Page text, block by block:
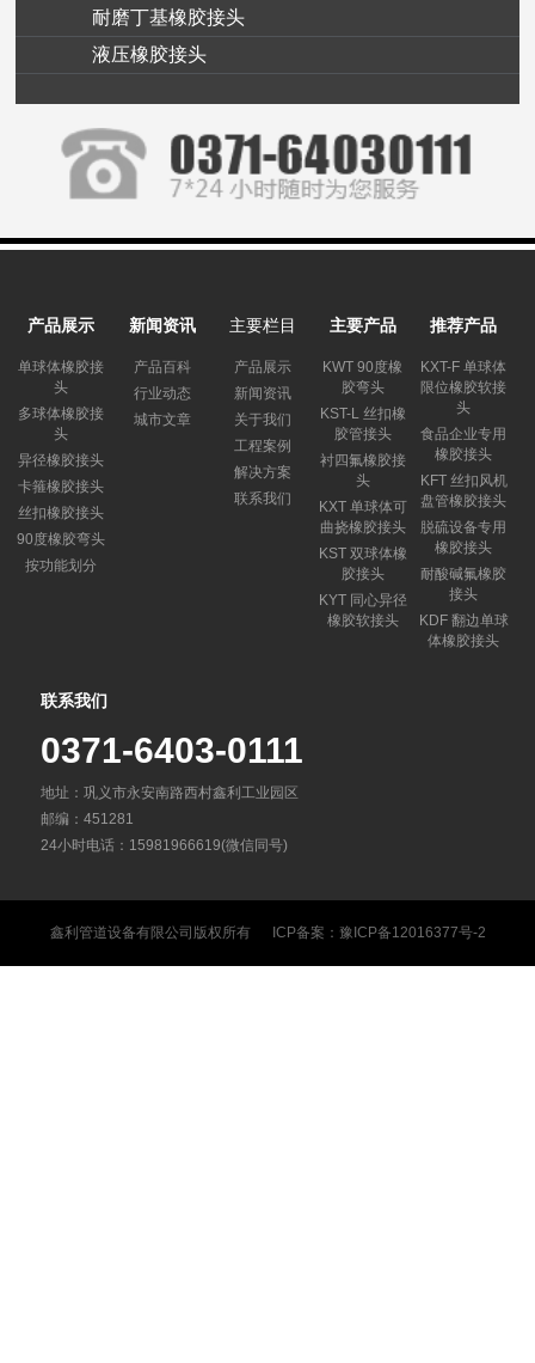
耐磨丁基橡胶接头
液压橡胶接头
产品展示
单球体橡胶接
头
多球体橡胶接
头
异径橡胶接头
卡箍橡胶接头
丝扣橡胶接头
90度橡胶弯头
按功能划分
新闻资讯
产品百科
行业动态
城市文章
主要栏目
产品展示
新闻资讯
关于我们
工程案例
解决方案
联系我们
主要产品
KWT 90度橡
胶弯头
KST-L 丝扣橡
胶管接头
衬四氟橡胶接
头
KXT 单球体可
曲挠橡胶接头
KST 双球体橡
胶接头
KYT 同心异径
橡胶软接头
推荐产品
KXT-F 单球体
限位橡胶软接
头
食品企业专用
橡胶接头
KFT 丝扣风机
盘管橡胶接头
脱硫设备专用
橡胶接头
耐酸碱氟橡胶
接头
KDF 翻边单球
体橡胶接头
联系我们
0371-6403-0111
地址：巩义市永安南路西村鑫利工业园区
邮编：451281
24小时电话：15981966619(微信同号)
鑫利管道设备有限公司 版权所有 ICP备案： 豫ICP备12016377号-2